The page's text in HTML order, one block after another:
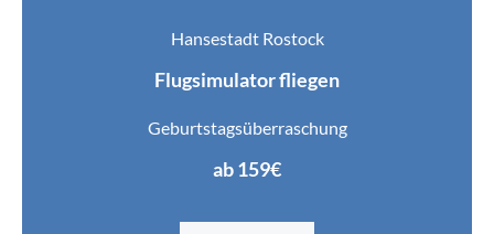
Hansestadt Rostock
Flugsimulator fliegen
Geburtstagsüberraschung
ab 159€